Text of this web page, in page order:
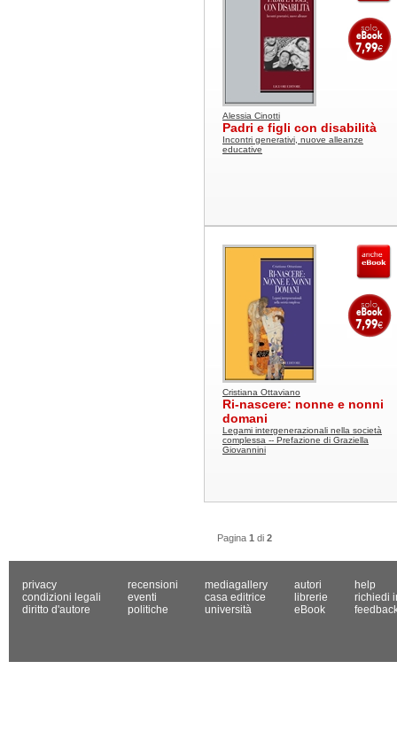
Alessia Cinotti
Padri e figli con disabilità
Incontri generativi, nuove alleanze
educative
Cristiana Ottaviano
Ri-nascere: nonne e nonni
domani
Legami intergenerazionali nella società
complessa -- Prefazione di Graziella
Giovannini
Pagina 1 di 2
privacy
condizioni legali
diritto d'autore
recensioni
eventi
politiche
mediagallery
casa editrice
università
autori
librerie
eBook
help
richiedi